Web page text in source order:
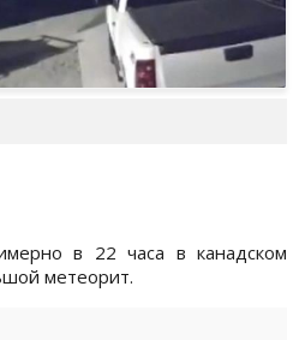
в 22 часа в канадском
метеорит.